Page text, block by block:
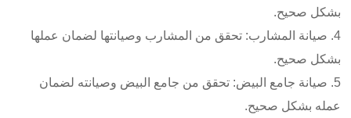
بشكل صحيح.
4. صيانة المشارب: تحقق من المشارب وصيانتها لضمان عملها
بشكل صحيح.
5. صيانة جامع البيض: تحقق من جامع البيض وصيانته لضمان
عمله بشكل صحيح.